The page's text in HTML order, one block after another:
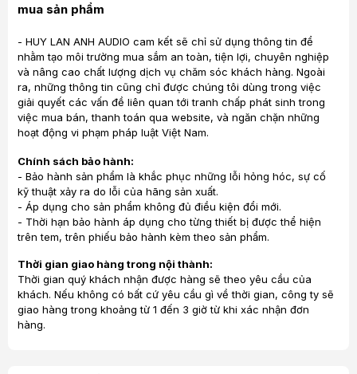
mua sản phẩm
- HUY LAN ANH AUDIO cam kết sẽ chỉ sử dụng thông tin để
nhằm tạo môi trường mua sắm an toàn, tiện lợi, chuyên nghiệp
và nâng cao chất lượng dịch vụ chăm sóc khách hàng. Ngoài
ra, những thông tin cũng chỉ được chúng tôi dùng trong việc
giải quyết các vấn đề liên quan tới tranh chấp phát sinh trong
việc mua bán, thanh toán qua website, và ngăn chặn những
hoạt động vi phạm pháp luật Việt Nam.
Chính sách bảo hành:
- Bảo hành sản phẩm là khắc phục những lỗi hỏng hóc, sự cố
kỹ thuật xảy ra do lỗi của hãng sản xuất.
- Áp dụng cho sản phẩm không đủ điều kiện đổi mới.
- Thời hạn bảo hành áp dụng cho từng thiết bị được thể hiện
trên tem, trên phiếu bảo hành kèm theo sản phẩm.
Thời gian giao hàng trong nội thành:
Thời gian quý khách nhận được hàng sẽ theo yêu cầu của
khách. Nếu không có bất cứ yêu cầu gì về thời gian, công ty sẽ
giao hàng trong khoảng từ 1 đến 3 giờ từ khi xác nhận đơn
hàng.